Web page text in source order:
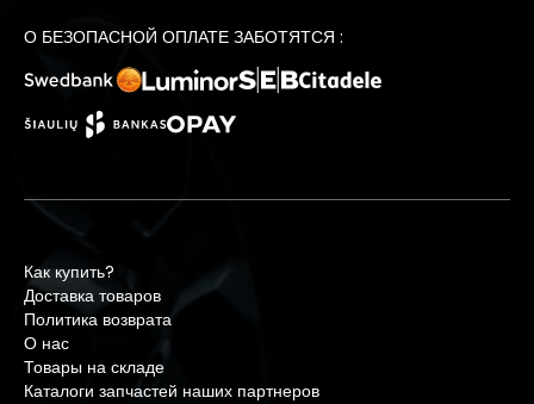
О БЕЗОПАСНОЙ ОПЛАТЕ ЗАБОТЯТСЯ :
Как купить?
Доставка товаров
Политика возврата
О нас
Товары на складе
Каталоги запчастей наших партнеров